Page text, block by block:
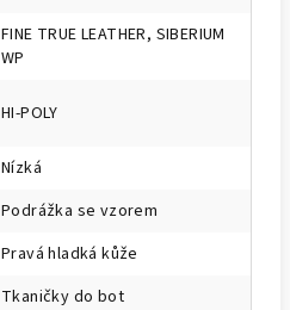
FINE TRUE LEATHER, SIBERIUM
WP
HI-POLY
Nízká
Podrážka se vzorem
Pravá hladká kůže
Tkaničky do bot